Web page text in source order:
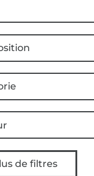
de filtres